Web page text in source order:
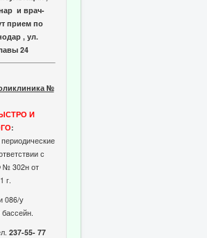
и врач-
прием по
, ул.
24
№
И
:
с
№ 302н от
г.
086/у
237-55- 77